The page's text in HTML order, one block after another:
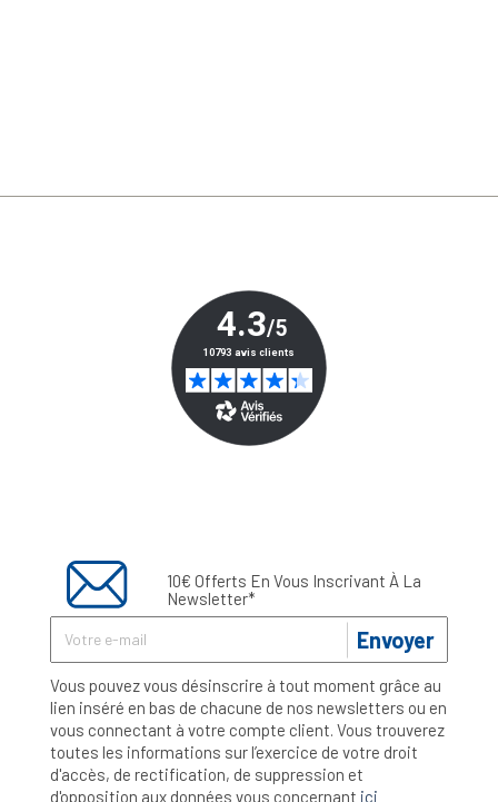
10€ Offerts En Vous Inscrivant À La
Newsletter*
Envoyer
Vous pouvez vous désinscrire à tout moment grâce au
lien inséré en bas de chacune de nos newsletters ou en
vous connectant à votre compte client. Vous trouverez
toutes les informations sur l’exercice de votre droit
d'accès, de rectification, de suppression et
d'opposition aux données vous concernant ici